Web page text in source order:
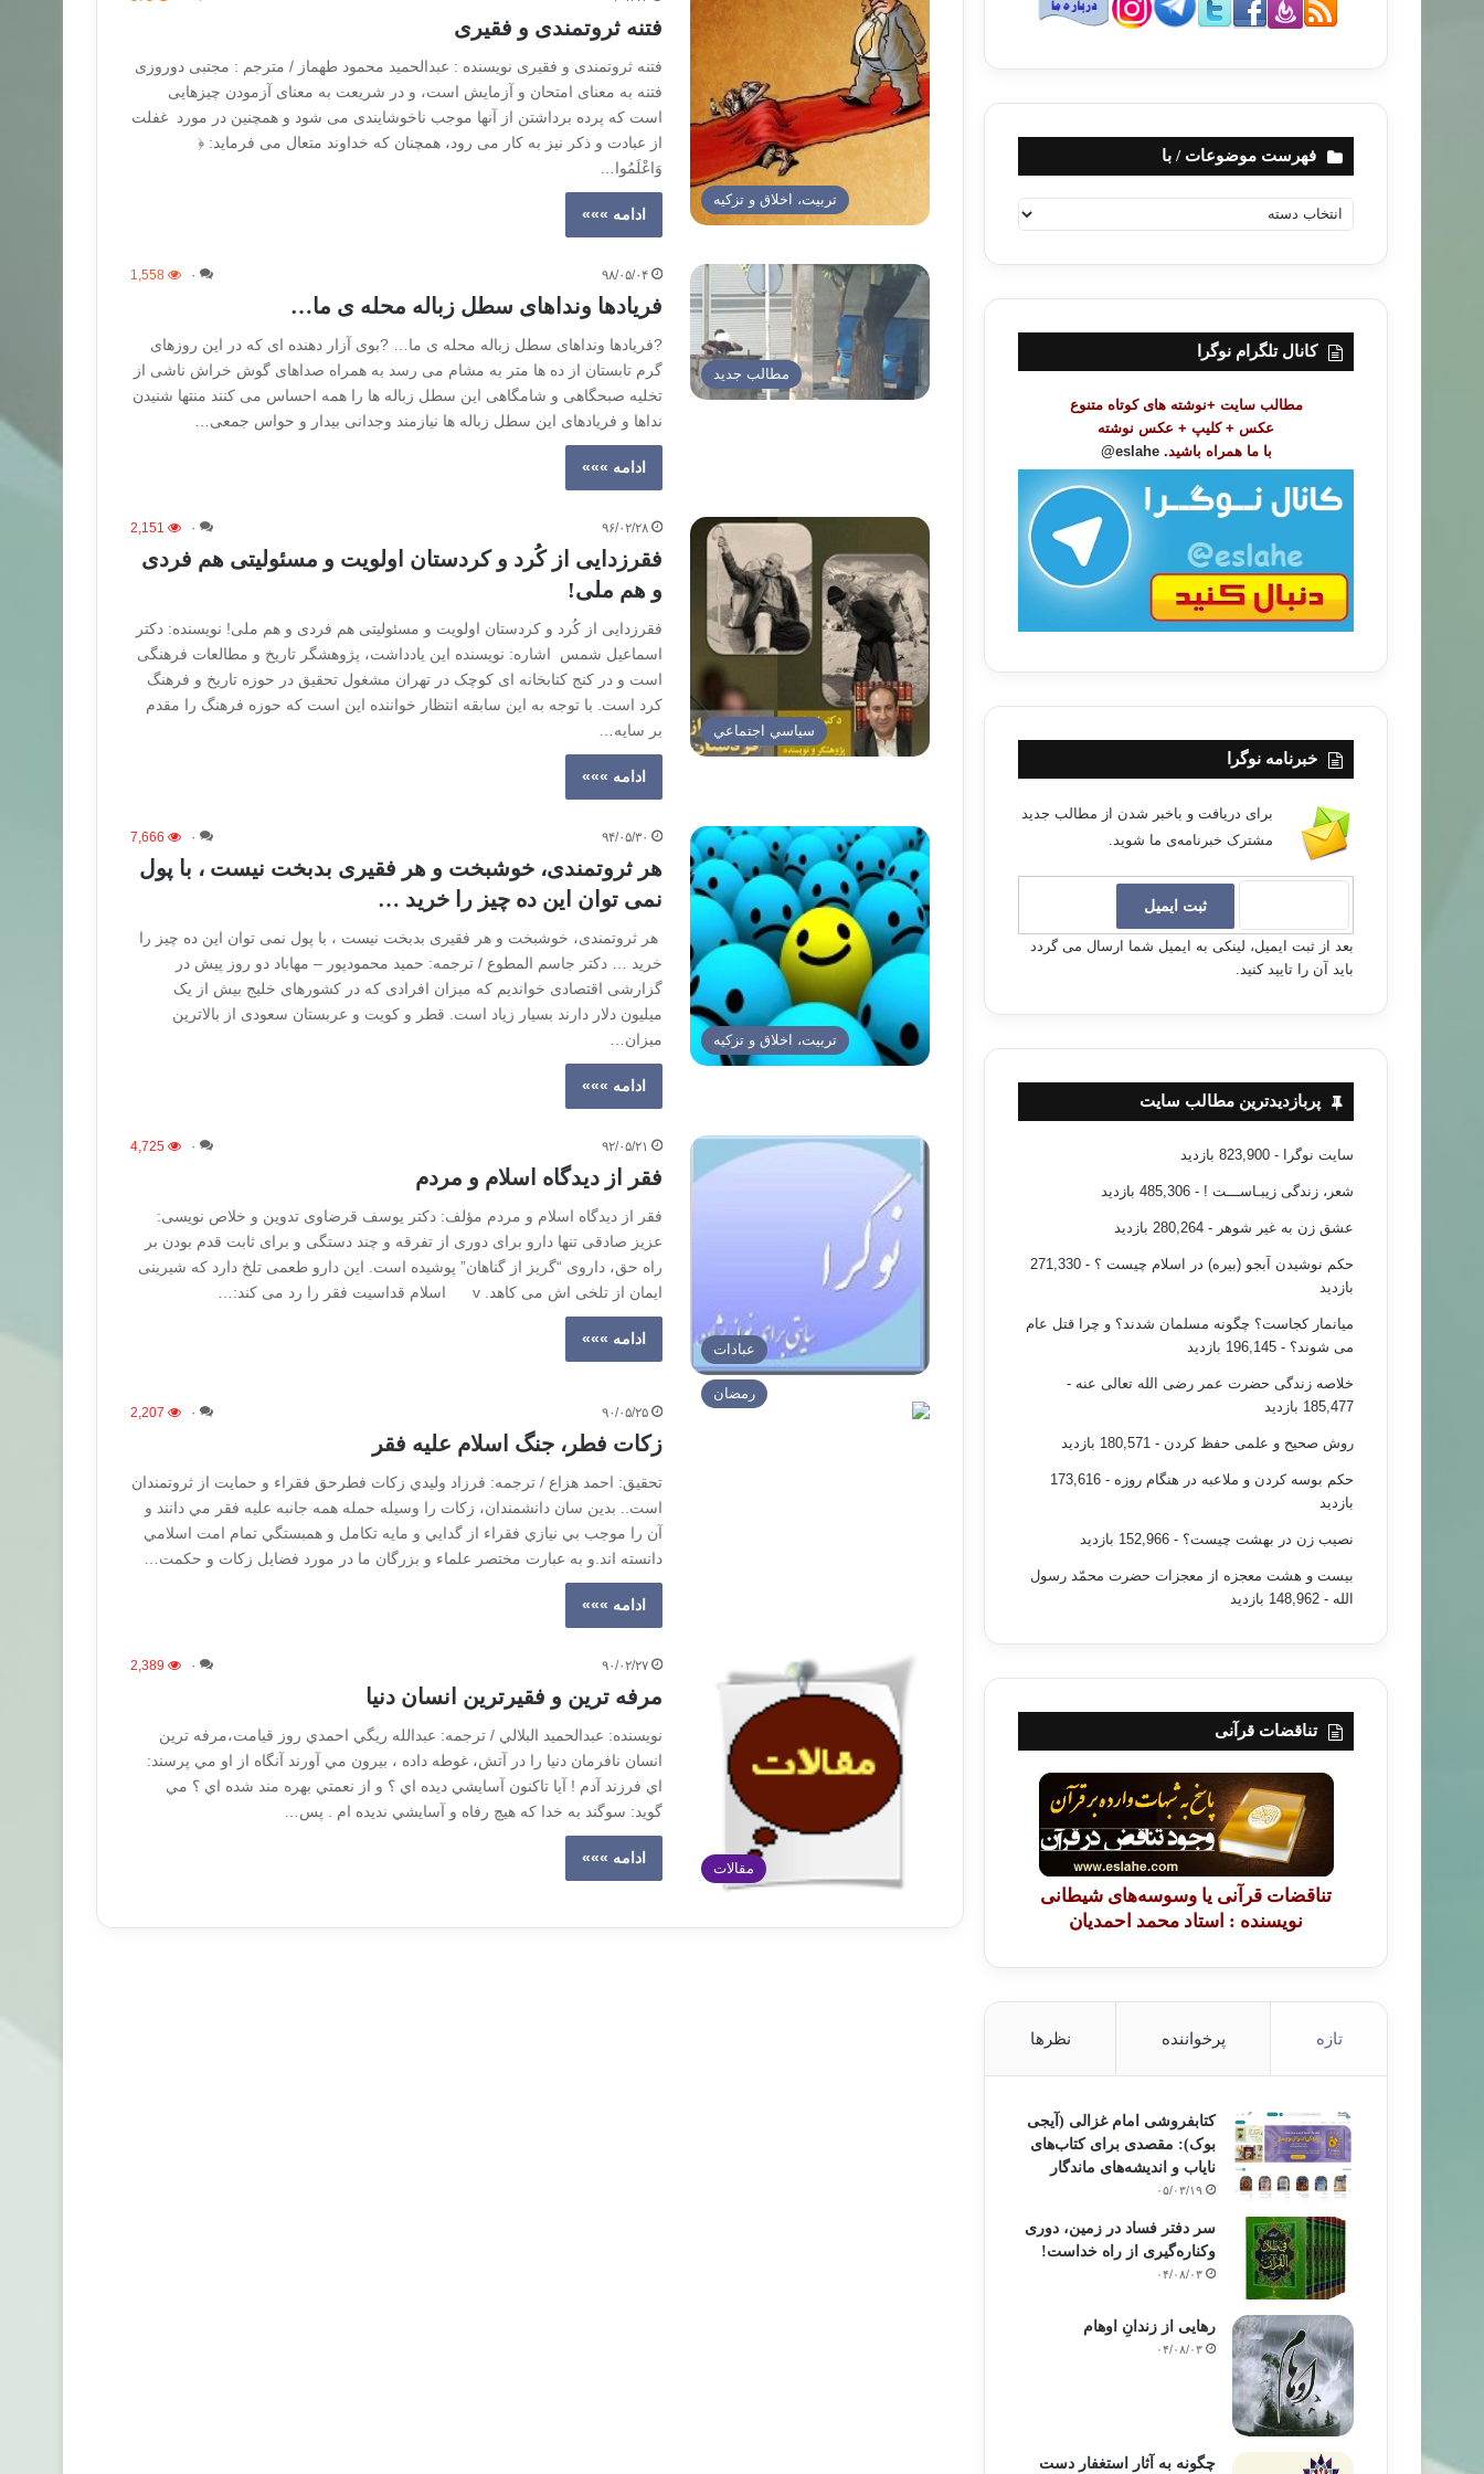
تربیت، اخلاق و تزکیه
فتنه ثروتمندی و فقیری
فتنه ثروتمندی و فقیری نویسنده : عبدالحمید محمود طهماز / مترجم : مجتبی دوروزی
فتنه به معنای امتحان و آزمایش است، و در شریعت به معنای آزمودن چیزهایی
است که پرده برداشتن از آنها موجب ناخوشایندی می شود و همچنین در مورد غفلت
از عبادت و ذکر نیز به کار می رود، همچنان که خداوند متعال می فرماید: ‎﴿
وَاعْلَمُوا…
ادامه »»»
مطالب جدید
۹۸/۰۵/۰۴ ۰ 1,558
فریادها و‌نداهای سطل زباله محله ی ما…
?فریادها و‌نداهای سطل زباله محله ی ما… ?بوی آزار دهنده ای که در این روزهای
گرم تابستان از ده ها متر به مشام می رسد به همراه صداهای گوش خراش ناشی از
تخلیه صبحگاهی و شامگاهی این سطل زباله ها را همه احساس می کنند منتها شنیدن
نداها و فریادهای این سطل زباله ها نیازمند وجدانی بیدار و حواس جمعی…
ادامه »»»
سياسي اجتماعي
۹۶/۰۲/۲۸ ۰ 2,151
فقرزدایی از کُرد و کردستان اولویت و مسئولیتی هم فردی
و هم ملی!
فقرزدایی از کُرد و کردستان اولویت و مسئولیتی هم فردی و هم ملی! نویسنده: دکتر
اسماعیل شمس اشاره‌: نویسنده این یادداشت، پژوهشگر تاریخ و مطالعات فرهنگی
است و در کنج کتابخانه ای کوچک در تهران مشغول تحقیق در حوزه تاریخ و فرهنگ
کرد است. با توجه به این سابقه انتظار خواننده این است که حوزه فرهنگ را مقدم
بر سایه…
ادامه »»»
تربیت، اخلاق و تزکیه
۹۴/۰۵/۳۰ ۰ 7,666
هر ثروتمندی، خوشبخت و هر فقیری بدبخت نیست ، با پول
نمی توان این ده چیز را خرید …
هر ثروتمندی، خوشبخت و هر فقیری بدبخت نیست ، با پول نمی توان این ده چیز را
خرید … دکتر جاسم المطوع / ترجمه: حمید محمودپور – مهاباد دو روز پیش در
گزارشی اقتصادی خواندیم که میزان افرادی که در کشورهای خلیج بیش از یک
میلیون دلار دارند بسیار زیاد است. قطر و کویت و عربستان سعودی از بالاترین
میزان…
ادامه »»»
عبادات
۹۲/۰۵/۲۱ ۰ 4,725
فقر از دیدگاه اسلام و مردم
فقر از دیدگاه اسلام و مردم مؤلف: دکتر یوسف قرضاوی تدوین و خلاص نویسی:
عزیز صادقی تنها دارو برای دوری از تفرقه و چند دستگی و برای ثابت قدم بودن بر
راه حق، داروی “گریز از گناهان” پوشیده است. این دارو طعمی تلخ دارد که شیرینی
ایمان از تلخی اش می کاهد. v اسلام قداسیت فقر را رد می کند:…
ادامه »»»
رمضان
۹۰/۰۵/۲۵ ۰ 2,207
زكات فطر، جنگ اسلام علیه فقر
تحقيق: احمد هزاع / ترجمه: فرزاد وليدي زكات فطرحق فقراء و حمايت از ثروتمندان
است.. بدين سان دانشمندان، زكات را وسيله حمله همه جانبه علیه فقر مي دانند و
آن را موجب بي نيازي فقراء از گدايي و مايه تكامل و همبستگي تمام امت اسلامي
دانسته اند.و به عبارت مختصر علماء و بزرگان ما در مورد فضايل زكات و حكمت…
ادامه »»»
مقالات
۹۰/۰۲/۲۷ ۰ 2,389
مرفه ترين و فقيرترين انسان دنيا
نویسنده: عبدالحميد البلالي / ترجمه: عبدالله ريگي احمدي روز قيامت،مرفه ترين
انسان نافرمان دنيا را در آتش، غوطه داده ، بيرون مي آورند آنگاه از او مي پرسند:
اي فرزند آدم ! آيا تاكنون آسايشي ديده اي ؟ و از نعمتي بهره مند شده اي ؟ مي
گويد: سوگند به خدا كه هيچ رفاه و آسايشي نديده ام . پس…
ادامه »»»
فهرست موضوعات / با
ه
ت
ض
کانال تلگرام نوگرا
مطالب سایت +نوشته های کوتاه متنوع
عکس + کلیپ + عکس نوشته
با ما همراه باشید. eslahe@
خبرنامه نوگرا
برای دریافت و باخبر شدن از مطالب جدید
مشترک خبرنامه‌ی ما شوید.
بعد از ثبت ایمیل، لینکی به ایمیل شما ارسال می گردد
باید آن را تایید کنید.
پربازدیدترین مطالب سایت
سایت نوگرا - 823,900 بازدید
شعر، زندگی زیبـاســـت ! - 485,306 بازدید
عشق زن به غیر شوهر - 280,264 بازدید
حکم نوشیدن آبجو (بیره) در اسلام چیست ؟
- 271,330
بازدید
میانمار کجاست؟ چگونه مسلمان شدند؟ و چرا قتل عام
می شوند؟ - 196,145 بازدید
خلاصه زندگی حضرت عمر رضی الله تعالی عنه -
185,477 بازدید
روش صحیح و علمی حفظ کردن - 180,571 بازدید
حکم بوسه کردن و ملاعبه در هنگام روزه
- 173,616
بازدید
نصیب زن در بهشت چیست؟ - 152,966 بازدید
بیست و هشت معجزه از معجزات حضرت محمّد رسول
الله - 148,962 بازدید
تناقضات قرآنی
تناقضات قرآنی یا وسوسه‌های شیطانی
نویسنده : استاد محمد احمدیان
تازه پرخواننده نظرها
کتابفروشی امام غزالی (آیجی
بوک): مقصدی برای کتاب‌های
نایاب و اندیشه‌های ماندگار
۰۵/۰۳/۱۹
سر دفتر فساد در زمین‌، دوری
وکناره‌گیری از راه خداست‌!
۰۴/۰۸/۰۳
رهایی از زندانِ اوهام
۰۴/۰۸/۰۳
چگونه به آثار استغفار دست